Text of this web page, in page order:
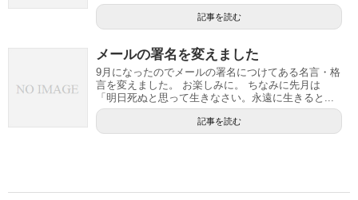
記事を読む
メールの署名を変えました
9月になったのでメールの署名につけてある名言・格
言を変えました。 お楽しみに。 ちなみに先月は
「明日死ぬと思って生きなさい。永遠に生きると...
記事を読む